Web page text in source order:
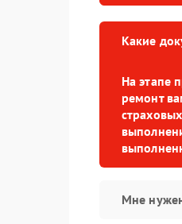
Какие
На этапе
ремонт
Мне